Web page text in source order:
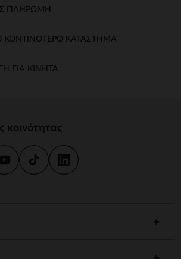
ΠΛΗΡΩΜΉ
ΚΟΝΤΙΝΌΤΕΡΟ ΚΑΤΆΣΤΗΜΑ
ΓΙΑ ΚΙΝΗΤΆ
κοινότητας